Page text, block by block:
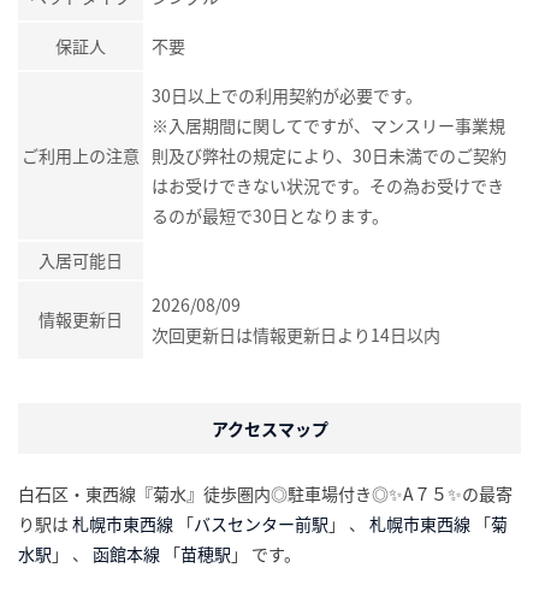
保証人 不要
ご利用上の注意
30日以上での利用契約が必要です。
※入居期間に関してですが、マンスリー事業規
則及び弊社の規定により、30日未満でのご契約
はお受けできない状況です。その為お受けでき
るのが最短で30日となります。
入居可能日
情報更新日
2026/08/09
次回更新日は情報更新日より14日以内
アクセスマップ
白石区・東西線『菊水』徒歩圏内◎駐車場付き◎✨A７５✨の最寄
り駅は 札幌市東西線 「バスセンター前駅 」 、 札幌市東西線 「菊
水駅 」 、 函館本線 「苗穂駅 」 です。